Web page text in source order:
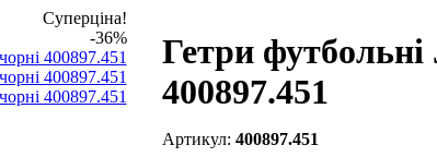
Суперціна!
-36%
Гетри
400897.451
400897.451